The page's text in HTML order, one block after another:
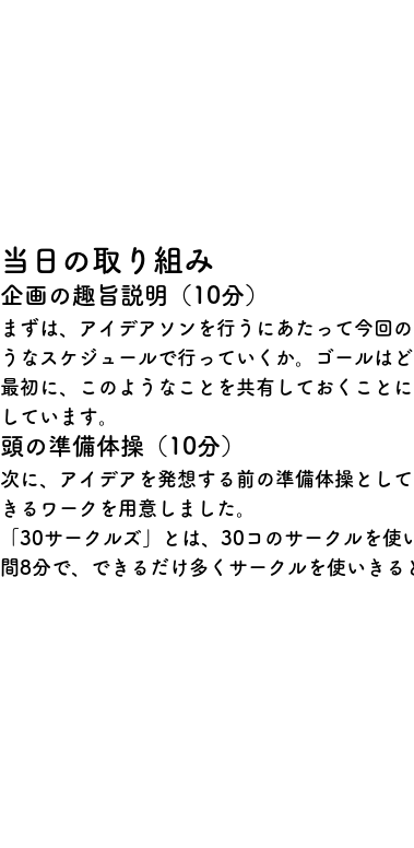
当日の取り組み
企画の趣旨説明（10分）
まずは、アイデアソンを行うにあたって今回
うなスケジュールで行っていくか。ゴールは
最初に、このようなことを共有しておくこと
しています。
頭の準備体操（10分）
次に、アイデアを発想する前の準備体操として
きるワークを用意しました。
「30サークルズ」とは、30コのサークルを
間8分で、できるだけ多くサークルを使いきる